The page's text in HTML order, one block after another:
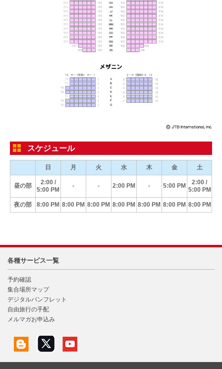
スケジュール
日 月 火 水 木 金 土
昼の部
2:00 /
5:00 PM
- - 2:00 PM - 5:00 PM
2:00 /
5:00 PM
夜の部 8:00 PM 8:00 PM 8:00 PM 8:00 PM 8:00 PM 8:00 PM 8:00 PM
各種サービス一覧
予約確認
集合場所マップ
デジタルパンフレット
自由旅行の手配
メルマガお申込み